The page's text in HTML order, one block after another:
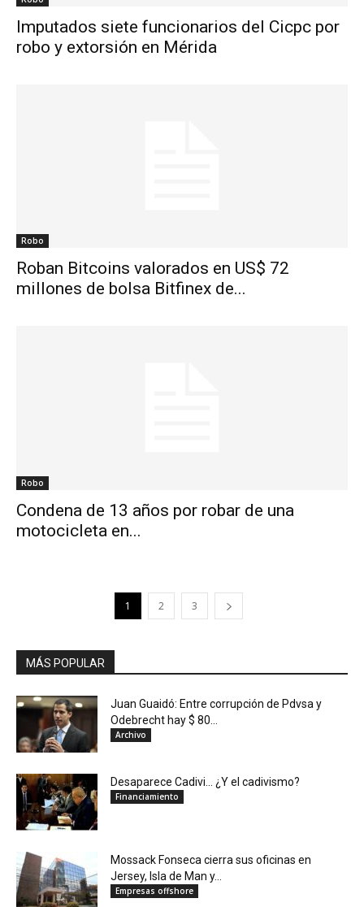
Imputados siete funcionarios del Cicpc por
robo y extorsión en Mérida
Robo
Roban Bitcoins valorados en US$ 72
millones de bolsa Bitfinex de...
Robo
Condena de 13 años por robar de una
motocicleta en...
1 2 3
MÁS POPULAR
Juan Guaidó: Entre corrupción de Pdvsa y
Odebrecht hay $ 80...
Archivo
Desaparece Cadivi… ¿Y el cadivismo?
Financiamiento
Mossack Fonseca cierra sus oficinas en
Jersey, Isla de Man y...
Empresas offshore